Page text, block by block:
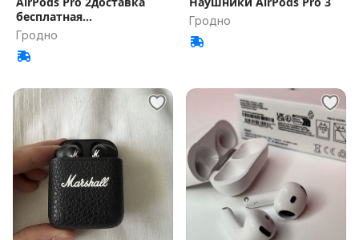
бесплатная
+Шумоподавление
Гродно
Гродно